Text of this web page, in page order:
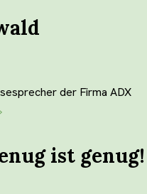
der Firma ADX
ist genug!